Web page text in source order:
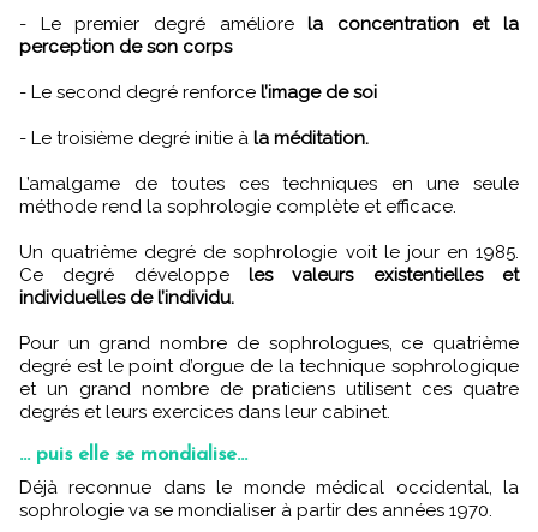
- Le premier degré améliorela concentration et la
perception de son corps
- Le second degré renforce l’image de soi
- Le troisième degré initie à la méditation.
L’amalgame de toutes ces techniques en une seule
méthode rend la sophrologie complète et efficace.
Un quatrième degré de sophrologie voit le jour en 1985.
Ce degré développe les valeurs existentielles et
individuelles de l’individu.
Pour un grand nombre de sophrologues, ce quatrième
degré est le point d’orgue de la technique sophrologique
et un grand nombre de praticiens utilisent ces quatre
degrés et leurs exercices dans leur cabinet.
... puis elle se mondialise...
Déjà reconnue dans le monde médical occidental, la
sophrologie va se mondialiser à partir des années 1970.